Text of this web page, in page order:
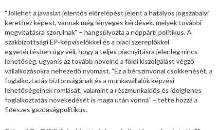
"Jóllehet a javaslat jelentős előrelépést jelent a hatályos jogszabályi
kerethez képest, vannak még lényeges kérdések, melyek további
megvitatásra szorulnak" – hangsúlyozta a néppárti politikus. A
szakbizottsági EP-képviselőkkel és a piaci szereplőkkel
egyetértésben úgy véli, hogy a teljes piacnyitásra jelenleg nincs
lehetőség, ugyanis az tovább növelné a földi kiszolgálást végző
vállalkozásokra nehezedő nyomást. "Ez a bérszínvonal csökkenését, a
foglalkoztatás biztonságának és a munkavállalók képzési
lehetőségeinek romlását, valamint a részmunkaidős és ideiglenes
foglalkoztatás növekedését is maga után vonná" – tette hozzá a
fideszes gazdaságpolitikus.